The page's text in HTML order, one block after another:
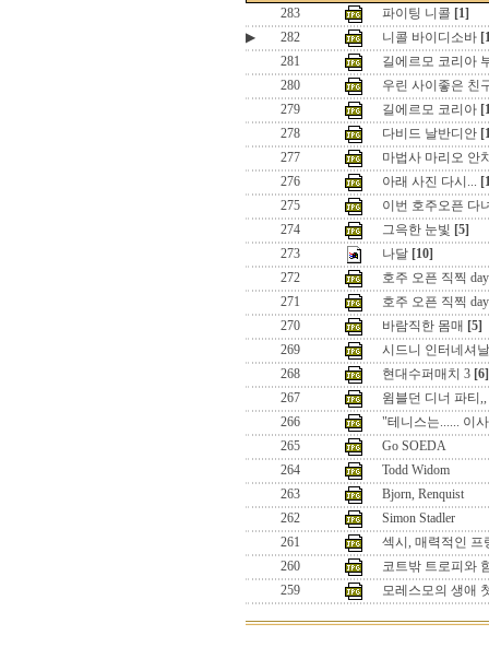
283 파이팅 니콜 [1]
▶
282 니콜 바이디소바
281
길에르모 코리아
280
우린 사이좋은 친
279
길에르모 코리아
278
다비드 날반디안
277
마법사 마리오 안
276
아래 사진 다시...
275
이번 호주오픈 다
274
그윽한 눈빛 [5]
273
나달 [10]
272
호주 오픈 직찍
271
호주 오픈 직찍
270
바람직한 몸매 [5]
269
시드니 인터네셔
268
현대수퍼매치 3 [6]
267
윔블던 디너 파티
266
"테니스는...... 이
265
Go SOEDA
264
Todd Widom
263
Bjorn, Renquist
262
Simon Stadler
261
섹시, 매력적인 프
260
코트밖 트로피와
259
모레스모의 생애